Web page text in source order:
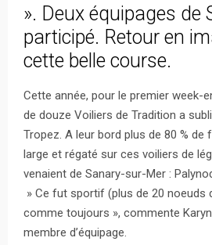
». Deux équipages de
participé. Retour en
cette belle course.
Cette année, pour le premier week-
de douze Voiliers de Tradition a
Tropez. A leur bord plus de 80 % de
large et régaté sur ces voiliers de
venaient de Sanary-sur-Mer :
» Ce fut sportif (plus de 20 noeuds
comme toujours », commente
membre d’équipage.